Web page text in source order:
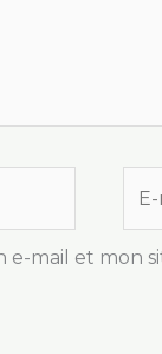
e-mail et mon